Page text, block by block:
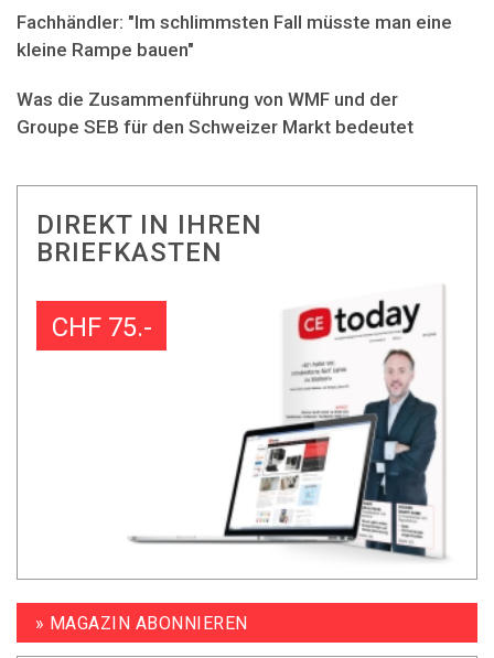
Fachhändler: "Im schlimmsten Fall müsste man eine
kleine Rampe bauen"
Was die Zusammenführung von WMF und der
Groupe SEB für den Schweizer Markt bedeutet
DIREKT IN IHREN
BRIEFKASTEN
CHF 75.-
» MAGAZIN ABONNIEREN